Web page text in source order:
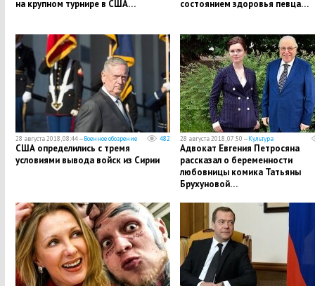
на крупном турнире в США…
состоянием здоровья певца…
28 августа 2018, 08:44 —Военное обозрение 482
США определились с тремя
условиями вывода войск из Сирии
28 августа 2018, 07:50 —Культура
Адвокат Евгения Петросяна
рассказал о беременности
любовницы комика Татьяны
Брухуновой…